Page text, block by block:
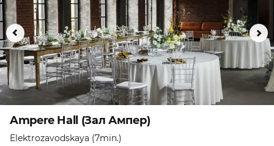
Ampere Hall (Зал Ампер)
Elektrozavodskaya (7min.)